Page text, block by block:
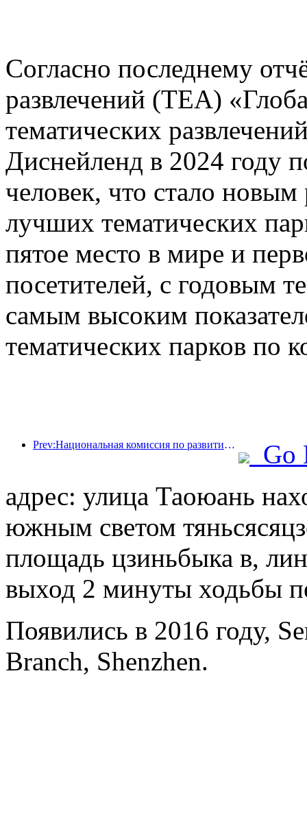
Согласно последнему
развлечений (TEA)
тематических
Диснейленд в 2024 году
человек, что стало
лучших тематических
пятое место в мире и
посетителей, с годовым
самым высоким
тематических парков по
Prev:Национальная комиссия по развитию и реформам опубликовала первую партию из 49 высококачественных мест для занятий спортом на открытом воздухе.
Go
адрес: улица Таоюань
южным светом
площадь цзиньбыка в,
выход 2 минуты ходьбы
Появились в 2016 году,
Branch, Shenzhen.